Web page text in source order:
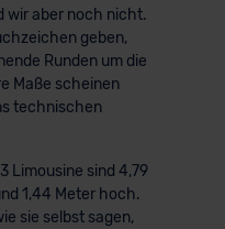
wir aber noch nicht.
geben,
Runden um die
Maße scheinen
technischen
Limousine sind 4,79
1,44 Meter hoch.
sie selbst sagen,